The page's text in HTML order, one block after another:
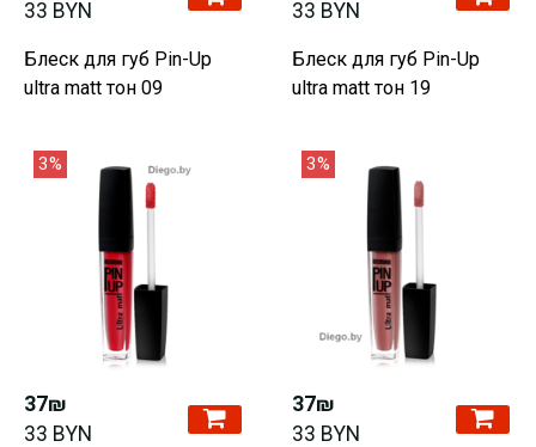
33 BYN
Блеск для губ Pin-Up
ultra matt тон 09
33 BYN
Блеск для губ Pin-Up
ultra matt тон 19
3%
37₪
33 BYN
3%
37₪
33 BYN